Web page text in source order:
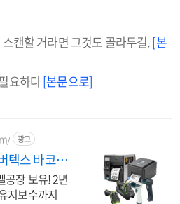
캔할 거라면 그것도 골라두길.[본
요하다[본문으로]
광고
텍스 바코드
공장 보유! 2년
지보수까지